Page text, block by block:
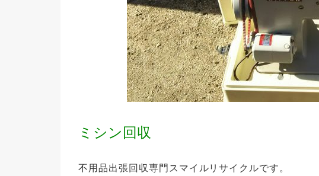
ミシン回収
不用品出張回収専門スマイルリサイクルです。